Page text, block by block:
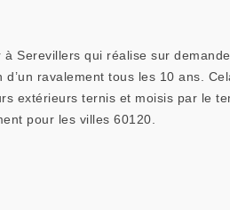
à Serevillers qui réalise sur
ravalement tous les 10 ans.
extérieurs ternis et moisis par le
pour les villes 60120.